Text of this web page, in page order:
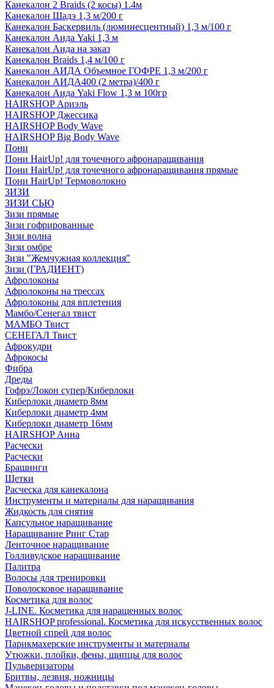
Канекалон 2 Braids (2 косы) 1.4м
Канекалон Шадэ 1,3 м/200 г
Канекалон Баскервиль (люминесцентный) 1,3 м/100 г
Канекалон Аида Yaki 1,3 м
Канекалон Аида на заказ
Канекалон Braids 1,4 м/100 г
Канекалон АИДА Объемное ГОФРЕ 1,3 м/200 г
Канекалон АИДА400 (2 метра)/400 г
Канекалон Аида Yaki Flow 1,3 м 100гр
HAIRSHOP Ариэль
HAIRSHOP Джессика
HAIRSHOP Body Wave
HAIRSHOP Big Body Wave
Пони
Пони HairUp! для точечного афронаращивания
Пони HairUp! для точечного афронаращивания прямые
Пони HairUp! Термоволокно
ЗИЗИ
ЗИЗИ СЬЮ
Зизи прямые
Зизи гофрированные
Зизи волна
Зизи омбре
Зизи "Жемчужная коллекция"
Зизи (ГРАДИЕНТ)
Афролоконы
Афролоконы на трессах
Афролоконы для вплетения
Мамбо/Сенегал твист
МАМБО Твист
СЕНЕГАЛ Твист
Афрокудри
Афрокосы
Фибра
Дреды
Гофрэ/Локон супер/Киберлоки
Киберлоки диаметр 8мм
Киберлоки диаметр 4мм
Киберлоки диаметр 16мм
HAIRSHOP Анна
Расчески
Расчески
Брашинги
Щетки
Расческа для канекалона
Инструменты и материалы для наращивания
Жидкость для снятия
Капсульное наращивание
Наращивание Ринг Стар
Ленточное наращивание
Голливудское наращивание
Палитра
Волосы для тренировки
Поволосковое наращивание
Косметика для волос
J-LINE. Косметика для наращенных волос
HAIRSHOP professional. Косметика для искусственных волос
Цветной спрей для волос
Парикмахерские инструменты и материалы
Утюжки, плойки, фены, щипцы для волос
Пульверизаторы
Бритвы, лезвия, ножницы